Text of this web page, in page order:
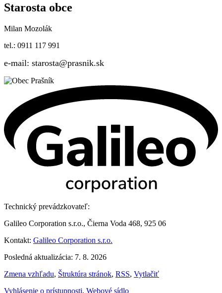
Starosta obce
Milan Mozolák
tel.: 0911 117 991
e-mail: starosta@prasnik.sk
Technický prevádzkovateľ:
Galileo Corporation s.r.o., Čierna Voda 468, 925 06
Kontakt: Galileo Corporation s.r.o.
Posledná aktualizácia: 7. 8. 2026
Zmena vzhľadu, Štruktúra stránok, RSS, Vytlačiť
Vyhlásenie o prístupnosti, Webové sídlo